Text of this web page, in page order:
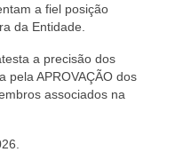
a fiel posição
da Entidade.
a precisão dos
pela APROVAÇÃO dos
associados na